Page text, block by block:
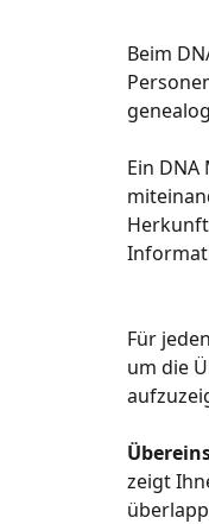
Beim
​Ein
Für
um die
zeigt